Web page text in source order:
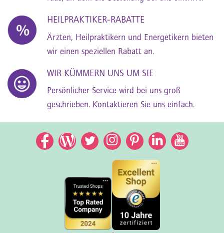
HEILPRAKTIKER-RABATTE
Ärzten, Heilpraktikern und Energetikern bieten
wir einen speziellen Rabatt an.
WIR KÜMMERN UNS UM SIE
Persönlicher Service wird bei uns groß
geschrieben. Kontaktieren Sie uns einfach.
Facebook
Facebook
TwitterInstagram
Pinterest
LinkedIn